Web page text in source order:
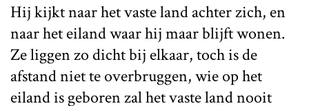
Hij kijkt naar het vaste land achter zich, en
naar het eiland waar hij maar blijft wonen.
Ze liggen zo dicht bij elkaar, toch is de
afstand niet te overbruggen, wie op het
eiland is geboren zal het vaste land nooit